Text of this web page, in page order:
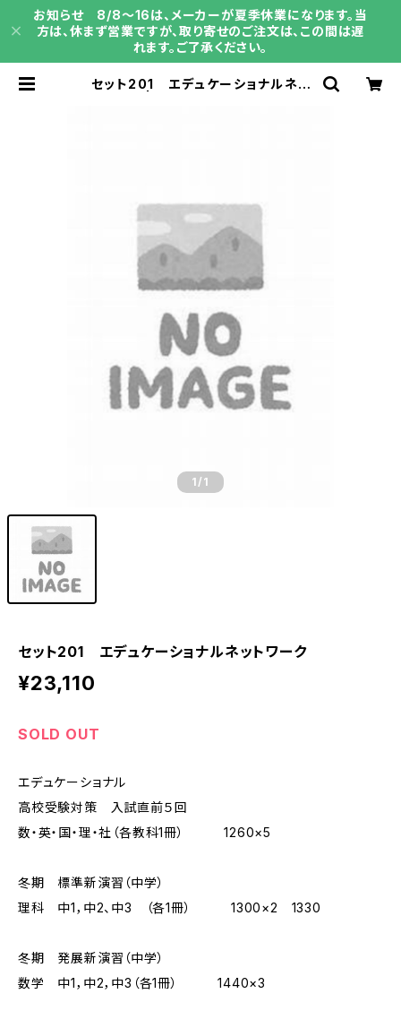
お知らせ 8/8～16は、メーカーが夏季休業になります。当
方は、休まず営業ですが、取り寄せのご注文は、この間は遅
れます。ご了承ください。
セット201 エデュケーショナルネッ
1 /1
セット201 エデュケーショナルネットワーク
¥23,110
SOLD OUT
エデュケーショナル
高校受験対策 入試直前５回
数・英・国・理・社（各教科1冊） 1260×5
冬期 標準新演習（中学）
理科 中1，中2、中3 （各1冊） 1300×2 1330
冬期 発展新演習（中学）
数学 中1，中2，中3（各1冊） 1440×3